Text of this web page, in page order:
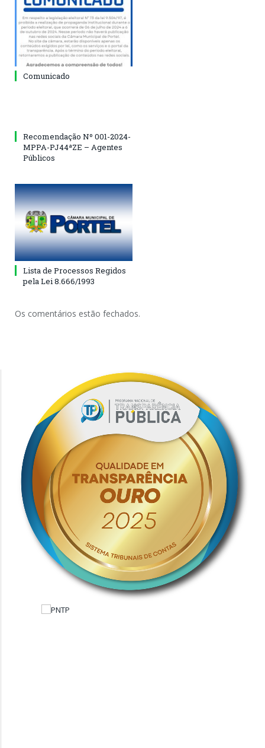
Comunicado
Recomendação Nº 001-2024-
MPPA-PJ44ªZE – Agentes
Públicos
Lista de Processos Regidos
pela Lei 8.666/1993
Os comentários estão fechados.